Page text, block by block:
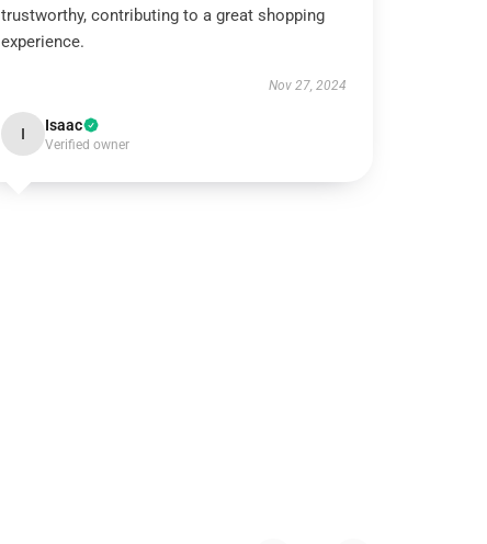
trustworthy, contributing to a great shopping
experience.
Nov 27, 2024
I Isaac
Verified owner